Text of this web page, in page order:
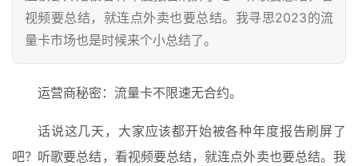
视频要总结，就连点外卖也要总结。我寻思2023的流
量卡市场也是时候来个小总结了。
运营商秘密：流量卡不限速无合约。
话说这几天，大家应该都开始被各种年度报告刷屏了
吧？听歌要总结，看视频要总结，就连点外卖也要总结。我